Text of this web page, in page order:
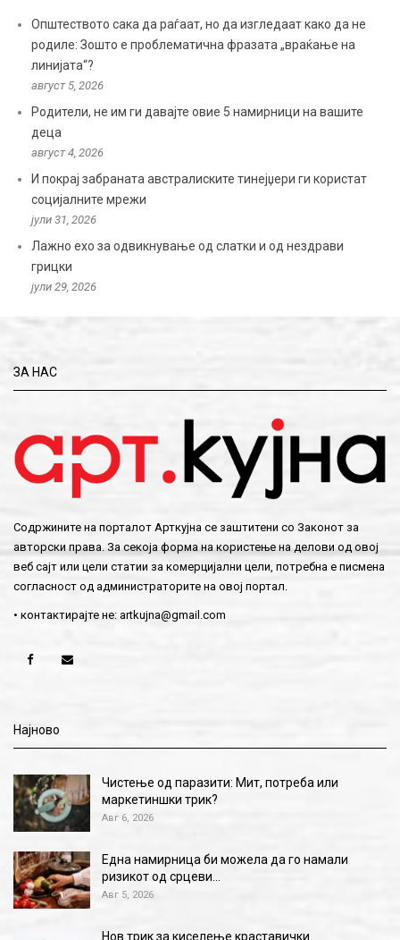
Општеството сака да раѓаат, но да изгледаат како да не
родиле: Зошто е проблематична фразата „враќање на
линијата“?
август 5, 2026
Родители, не им ги давајте овие 5 намирници на вашите
деца
август 4, 2026
И покрај забраната австралиските тинејџери ги користат
социјалните мрежи
јули 31, 2026
Лажно ехо за одвикнување од слатки и од нездрави
грицки
јули 29, 2026
ЗА НАС
Содржините на порталот Арткујна се заштитени со Законот за
авторски права. За секоја форма на користење на делови од овој
веб сајт или цели статии за комерцијални цели, потребна е писмена
согласност од администраторите на овој портал.
• контактирајте не: artkujna@gmail.com
Најново
Чистење од паразити: Мит, потреба или
маркетиншки трик?
Авг 6, 2026
Една намирница би можела да го намали
ризикот од срцеви…
Авг 5, 2026
Нов трик за киселење краставички